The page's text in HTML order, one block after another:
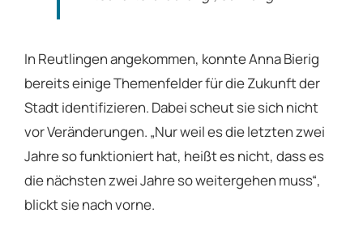
In Reutlingen angekommen, konnte Anna Bierig
bereits einige Themenfelder für die Zukunft der
Stadt identifizieren. Dabei scheut sie sich nicht
vor Veränderungen. „Nur weil es die letzten zwei
Jahre so funktioniert hat, heißt es nicht, dass es
die nächsten zwei Jahre so weitergehen muss“,
blickt sie nach vorne.